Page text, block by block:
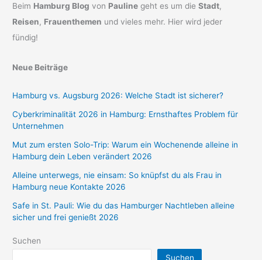
Beim Hamburg Blog von Pauline geht es um dieStadt,
Reisen, Frauenthemen und vieles mehr. Hier wird jeder
fündig!
Neue Beiträge
Hamburg vs. Augsburg 2026: Welche Stadt ist sicherer?
Cyberkriminalität 2026 in Hamburg: Ernsthaftes Problem für
Unternehmen
Mut zum ersten Solo-Trip: Warum ein Wochenende alleine in
Hamburg dein Leben verändert 2026
Alleine unterwegs, nie einsam: So knüpfst du als Frau in
Hamburg neue Kontakte 2026
Safe in St. Pauli: Wie du das Hamburger Nachtleben alleine
sicher und frei genießt 2026
Suchen
Suchen